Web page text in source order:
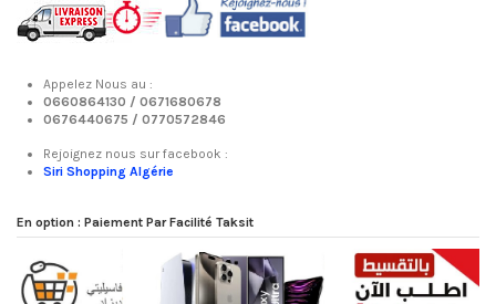
Appelez Nous au :
0660864130 / 0671680678
0676440675 / 0770572846
Rejoignez nous sur facebook :
Siri Shopping Algérie
En option : Paiement Par Facilité Taksit